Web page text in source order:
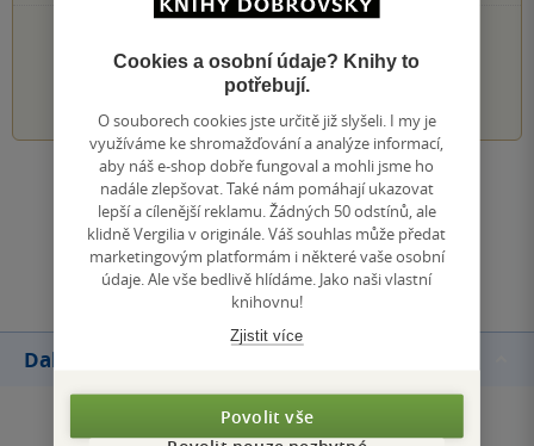
3 4 5
Zobrazit všechna hodnocení
Přidat hodnocení
Další knihy autora
Cookies a osobní údaje? Knihy to
potřebují.
O souborech cookies jste určitě již slyšeli. I my je
využíváme ke shromažďování a analýze informací,
aby náš e-shop dobře fungoval a mohli jsme ho
nadále zlepšovat. Také nám pomáhají ukazovat
lepší a cílenější reklamu. Žádných 50 odstínů, ale
klidně Vergilia v originále. Váš souhlas může předat
marketingovým platformám i některé vaše osobní
údaje. Ale vše bedlivě hlídáme. Jako naši vlastní
knihovnu!
Zjistit více
Povolit vše